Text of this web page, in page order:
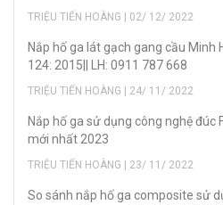
TRIỆU TIẾN HOÀNG | 02/ 12/ 2022
Nắp hố ga lát gạch gang cầu Minh
124: 2015|| LH: 0911 787 668
TRIỆU TIẾN HOÀNG | 24/ 11/ 2022
Nắp hố ga sử dụng công nghệ đúc
mới nhất 2023
TRIỆU TIẾN HOÀNG | 23/ 11/ 2022
So sánh nắp hố ga composite sử